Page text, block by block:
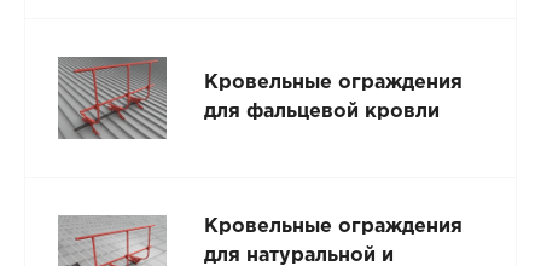
Кровельные ограждения
для фальцевой кровли
Кровельные ограждения
для натуральной и